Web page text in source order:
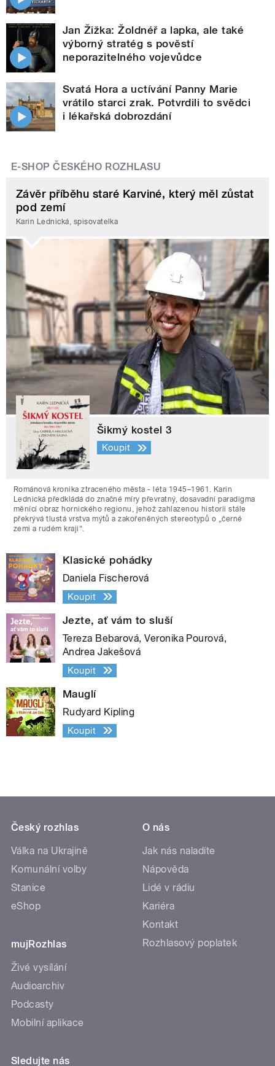
Jan Žižka: Žoldnéř a lapka, ale také
výborný stratég s pověstí
neporazitelného vojevůdce
Svatá Hora a uctívání Panny Marie
vrátilo starci zrak. Potvrdili to svědci
i lékařská dobrozdání
E-SHOP ČESKÉHO ROZHLASU
Závěr příběhu staré Karviné, který měl zůstat
pod zemí
Karin Lednická, spisovatelka
Šikmý kostel 3
Koupit
Románová kronika ztraceného města - léta 1945–1961. Karin
Lednická předkládá do značné míry převratný, dosavadní paradigma
měnící obraz hornického regionu, jehož zahlazenou historii stále
překrývá tlustá vrstva mýtů a zakořeněných stereotypů o „černé
zemi a rudém kraji“.
Klasické pohádky
Daniela Fischerová
Koupit
Jezte, ať vám to sluší
Tereza Bebarová, Veronika Pourová,
Andrea Jakešová
Koupit
Mauglí
Rudyard Kipling
Koupit
Český rozhlas
Válka na Ukrajině
Komunální volby
Stanice
eShop
mujRozhlas
Živé vysílání
Audioarchiv
Podcasty
Mobilní aplikace
O nás
Jak nás naladíte
Nápověda
Lidé v rádiu
Kariéra
Kontakt
Rozhlasový poplatek
Sledujte nás